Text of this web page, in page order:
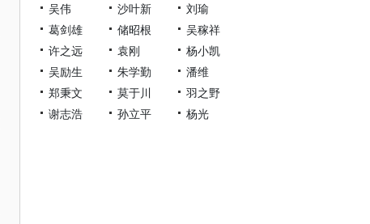
吴伟
沙叶新
刘瑜
葛剑雄
储昭根
吴稼祥
许之远
袁刚
杨小凯
吴励生
朱学勤
潘维
郑秉文
莫于川
羽之野
谢志浩
孙立平 杨光